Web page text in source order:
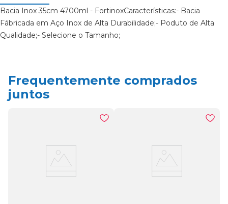
Bacia Inox 35cm 4700ml - FortinoxCaracterísticas:- Bacia
Fábricada em Aço Inox de Alta Durabilidade;- Poduto de Alta
Qualidade;- Selecione o Tamanho;
Frequentemente comprados
juntos